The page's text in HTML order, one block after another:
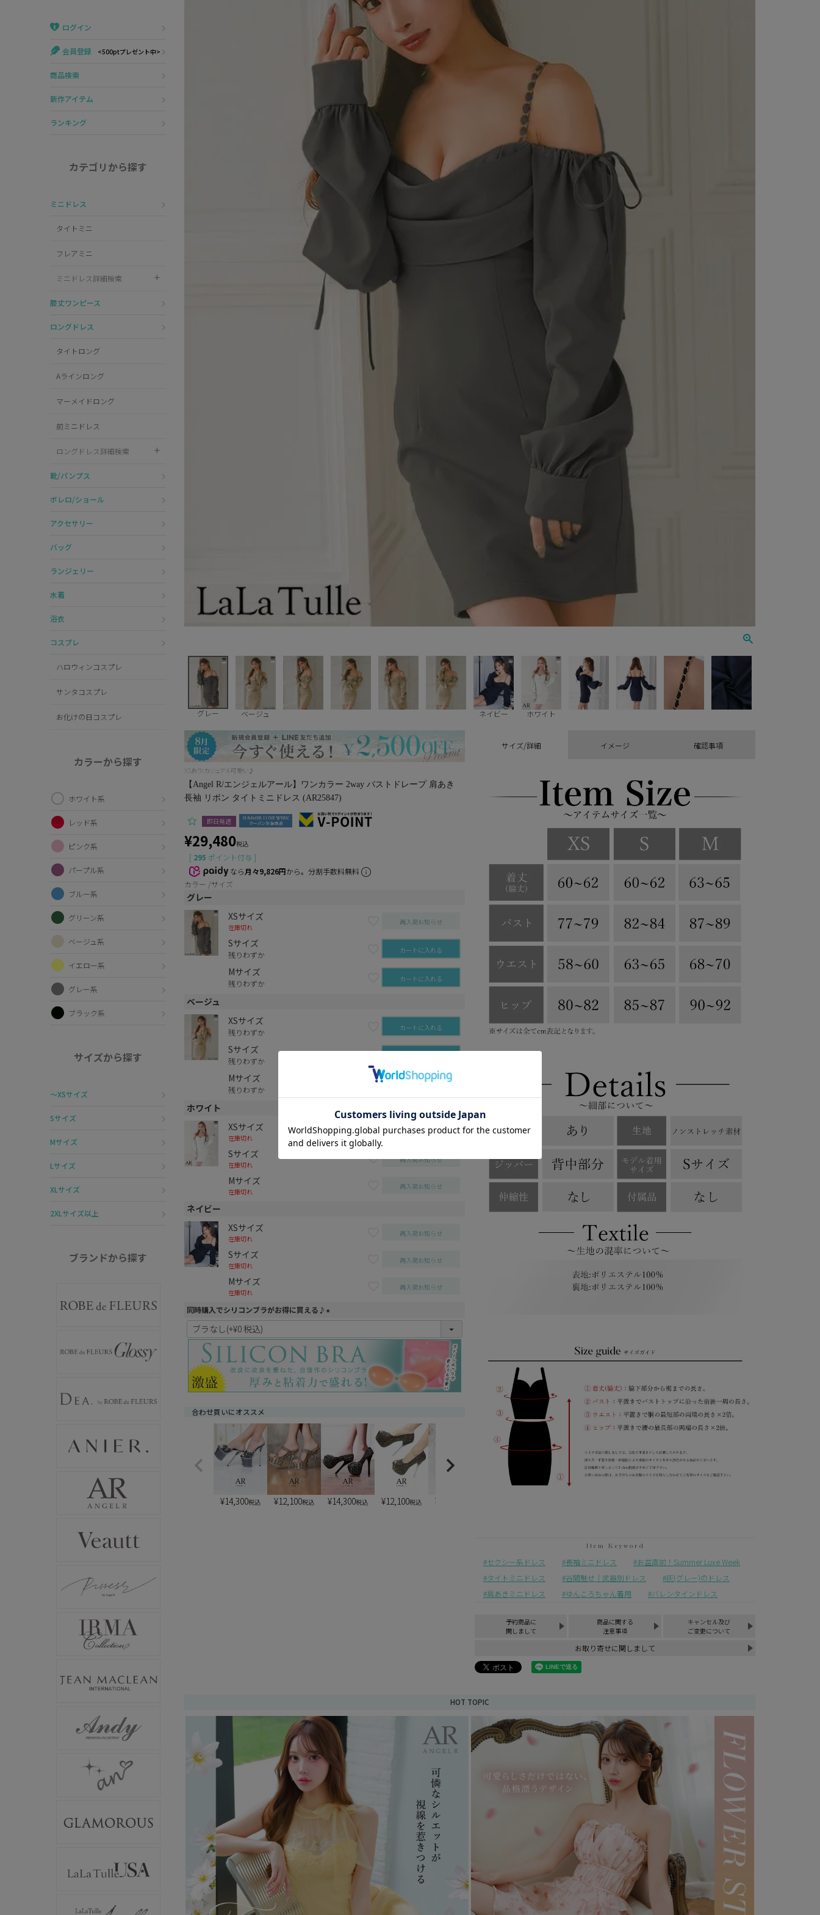
GLAMOROUS
ログイン
会員登録 <500ptプレゼント中>
商品検索
新作アイテム
ランキング
カテゴリから探す
ミニドレス
タイトミニ
フレアミニ
ミニドレス詳細検索
膝丈ワンピース
ロングドレス
タイトロング
Aラインロング
マーメイドロング
前ミニドレス
ロングドレス詳細検索
靴/パンプス
ボレロ/ショール
アクセサリー
バッグ
ランジェリー
水着
浴衣
コスプレ
ハロウィンコスプレ
サンタコスプレ
お化けの日コスプレ
カラーから探す
ホワイト系
レッド系
ピンク系
パープル系
ブルー系
グリーン系
ベージュ系
イエロー系
グレー系
ブラック系
サイズから探す
〜XSサイズ
Sサイズ
Mサイズ
Lサイズ
XLサイズ
2XLサイズ以上
ブランドから探す
グレー ベージュ ネイビー ホワイト
XSあり!カジュアル可愛い♪
【Angel R/エンジェルアール】ワンカラー 2way バストドレープ 肩あき
長袖 リボン タイトミニドレス (AR25847)
即日発送
¥29,480税込
[ 295 ポイント付与 ]
なら月々9,826円から。分割手数料無料
カラー
サイズ
グレー
XSサイズ
在庫切れ
再入荷お知らせ
Sサイズ
残りわずか カートに入れる
Mサイズ
残りわずか カートに入れる
ベージュ
XSサイズ
残りわずか カートに入れる
Sサイズ
残りわずか
Mサイズ
残りわずか カートに入れる
ホワイト
XSサイズ
在庫切れ
再入荷お知らせ
Sサイズ
在庫切れ
再入荷お知らせ
Mサイズ
在庫切れ
再入荷お知らせ
ネイビー
XSサイズ
在庫切れ
再入荷お知らせ
Sサイズ
在庫切れ
再入荷お知らせ
Mサイズ
在庫切れ
再入荷お知らせ
同時購入でシリコンブラがお得に買える♪
(
須
)
合わせ買いにオススメ
¥14,300税込 ¥12,100税込 ¥14,300税込 ¥12,100税込 ¥
サイズ/詳細 イメージ 確認事項
セクシー系ドレス 長袖ミニドレス
お盆直前！Summer Luxe Week
タイトミニドレス
谷間魅せ｜武器別ドレス
灰(グレー)のドレス
肩あきミニドレス
ゆんころちゃん着用 バレンタインドレス
予約商品に
関しまして
商品に関する
注意事項
キャンセル及び
ご変更について
お取り寄せに関しまして
HOT TOPIC